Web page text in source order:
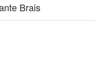
Brais